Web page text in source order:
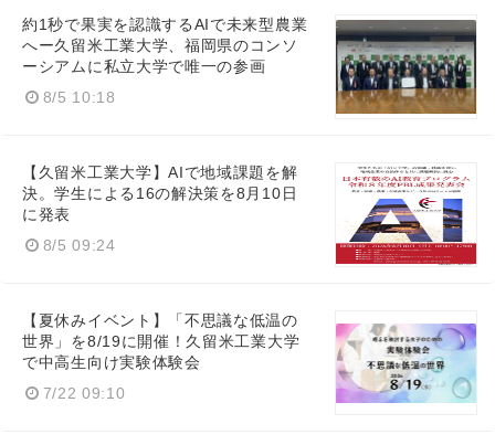
約1秒で果実を認識するAIで未来型農業
へー久留米工業大学、福岡県のコンソ
ーシアムに私立大学で唯一の参画
8/5 10:18
【久留米工業大学】AIで地域課題を解
決。学生による16の解決策を8月10日
に発表
8/5 09:24
【夏休みイベント】「不思議な低温の
世界」を8/19に開催！久留米工業大学
で中高生向け実験体験会
7/22 09:10